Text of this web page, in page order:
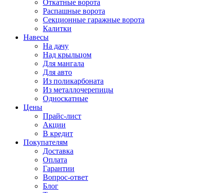
Откатные ворота
Распашные ворота
Секционные гаражные ворота
Калитки
Навесы
На дачу
Над крыльцом
Для мангала
Для авто
Из поликарбоната
Из металлочерепицы
Односкатные
Цены
Прайс-лист
Акции
В кредит
Покупателям
Доставка
Оплата
Гарантии
Вопрос-ответ
Блог